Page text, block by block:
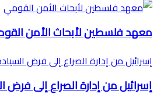
معهد فلسطين لأبحاث الأمن
إسرائيل من إدارة الصراع إلى فرض
إسرائيل من إدارة الصراع إلى فرض